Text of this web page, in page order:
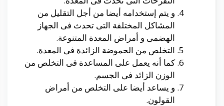
و يتم إستخدامه أيضا من أجل التقليل من
المشاكل المختلفة التى تحدث فى الجهاز
الهضمى و أمراض المعدة المتنوعة.
التخلص من الحموضة الزائدة فى المعدة.
كما أنه يعمل على المساعدة فى التخلص من
الوزن الزائد فى الجسم.
و يساعد أيضا على التخلص من أمراض
القولون.